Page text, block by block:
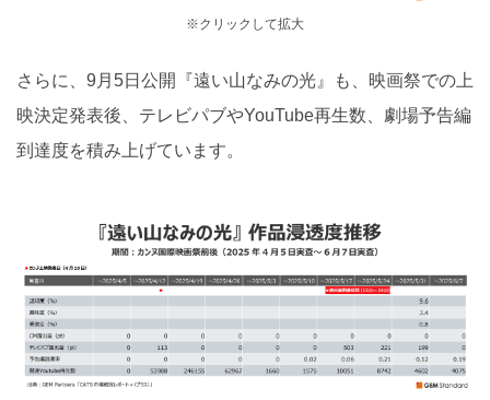
※クリックして拡大
さらに、9月5日公開『遠い山なみの光』も、映画祭での上
映決定発表後、テレビパブやYouTube再生数、劇場予告編
到達度を積み上げています。